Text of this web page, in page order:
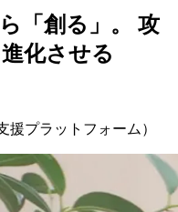
「創る」。 攻
化させる
援プラットフォーム）